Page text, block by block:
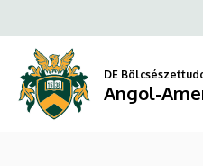
Hatvani
István
Szakkollégium
a
tartalomra
DE
Angol-